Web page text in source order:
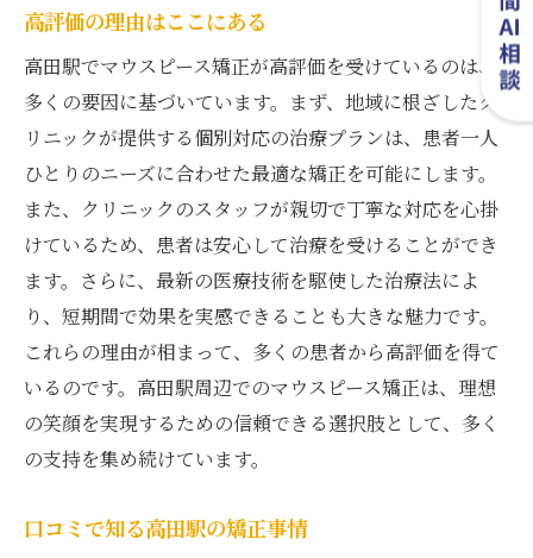
高評価の理由はここにある
高田駅でマウスピース矯正が高評価を受けているのは、
多くの要因に基づいています。まず、地域に根ざしたク
リニックが提供する個別対応の治療プランは、患者一人
ひとりのニーズに合わせた最適な矯正を可能にします。
また、クリニックのスタッフが親切で丁寧な対応を心掛
けているため、患者は安心して治療を受けることができ
ます。さらに、最新の医療技術を駆使した治療法によ
り、短期間で効果を実感できることも大きな魅力です。
これらの理由が相まって、多くの患者から高評価を得て
いるのです。高田駅周辺でのマウスピース矯正は、理想
の笑顔を実現するための信頼できる選択肢として、多く
の支持を集め続けています。
口コミで知る高田駅の矯正事情